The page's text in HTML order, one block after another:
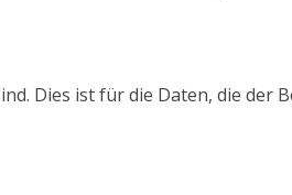
Dies ist für die Daten, die der